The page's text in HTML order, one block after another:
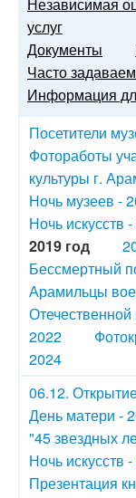
Независимая
услуг
Документы
Часто
Информация
Посетители
Фотоработы
культуры г.
Ночь музеев -
Ночь искусств
2019 год
Бессмертный
Арамильцы
2022
2024
06.12.
День матери -
"45 звездных
Ночь искусств
Презентация